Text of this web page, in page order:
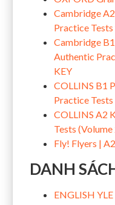
Cambridge
Practice
Cambridge
Authentic
KEY
COLLINS B1
Practice
COLLINS A2
Tests (Volume
Fly! Flyers |
DANH
ENGLISH